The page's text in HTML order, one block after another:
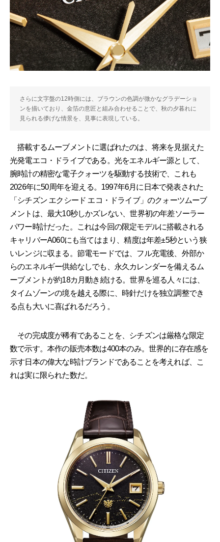
さらに文字盤の12時側には、ブラウンの色調が微かなグラデーショ
ンを描いており、金箔の意匠と組み合わせることで、秋の夕暮れに
見られる儚げな情景を、見事に表現している。
搭載するムーブメントに選ばれたのは、将来を見据えた
光発電エコ・ドライブである。光をエネルギー源として、
腕時計の精密な電子クォーツを駆動する技術で、これも
2026年に50周年を迎える。1997年6月に日本で発表された
「シチズン エクシード エコ・ドライブ」のクォーツムーブ
メントは、最大10秒しかズレない、世界初の年差ソーラー
パワー時計だった。これは今回の限定モデルに搭載される
キャリバーA060にも当てはまり、精度は年差±5秒という狭
いレンジに収まる。節電モードでは、フル充電後、外部か
らのエネルギー供給なしでも、永久カレンダーを備えるム
ーブメントが約18カ月動き続ける。世界を巡る人々には、
タイムゾーンの境を越える際に、時針だけを独立調整でき
る点も大いに喜ばれるだろう。
その完成度が稀有であることを、シチズンは厳格な限定
数で示す。本作の販売本数は400本のみ。世界的に存在感を
示す日本の偉大な時計ブランドであることを考えれば、こ
れは実に限られた数だ。